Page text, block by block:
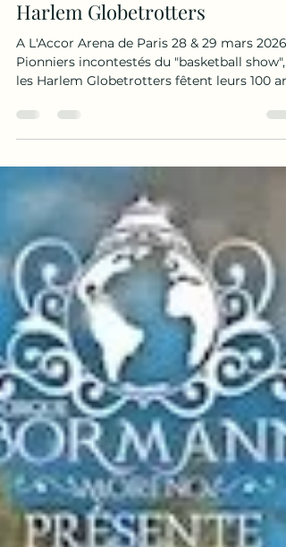
Laetitia Noppe
Joyeux anniversaire : Les
Harlem Globetrotters
A L'Accor Arena de Paris 28 & 29 mars 2026.
Pionniers incontestés du "basketball show",
et annoncent une tournée unique en son
genre et sans doute la plus mythique de leur
histoire. Composée d'athlètes hommes et
femmes de haut niveau, l'équipe détient
de 60 records au Guinness World Records et
vont présenter un spectacle mêlant
prouesses athlétiques fait de dunks
spectaculaires et de divertissement défiant
jeu de leurs riv